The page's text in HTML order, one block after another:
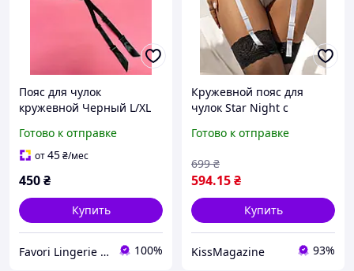
Пояс для чулок
кружевной Черный L/XL
Готово к отправке
от45₴/мес
450₴
Купить
Favori Lingerie - магазин женского белья и одежды для дома 100%
Кружевной пояс для
чулок Star Night с
белый
Готово к отправке
594.15₴
699 ₴
Купить
KissMagazine 93%